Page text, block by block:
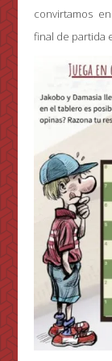
convirtamos
final de partida